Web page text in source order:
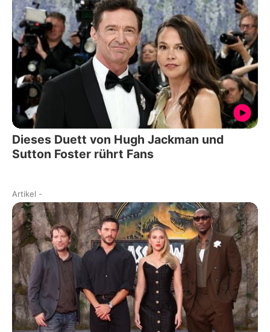
Dieses Duett von Hugh Jackman und
Sutton Foster rührt Fans
Artikel -